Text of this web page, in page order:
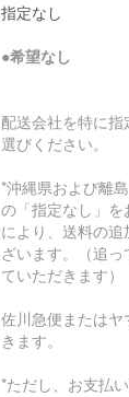
指定なし
●希望なし
配送会社を特に
選びください。
*沖縄県および離
の「指定なし」
により、送料の
ざいます。（追
ていただきます）
佐川急便または
きます。
*ただし、お支払